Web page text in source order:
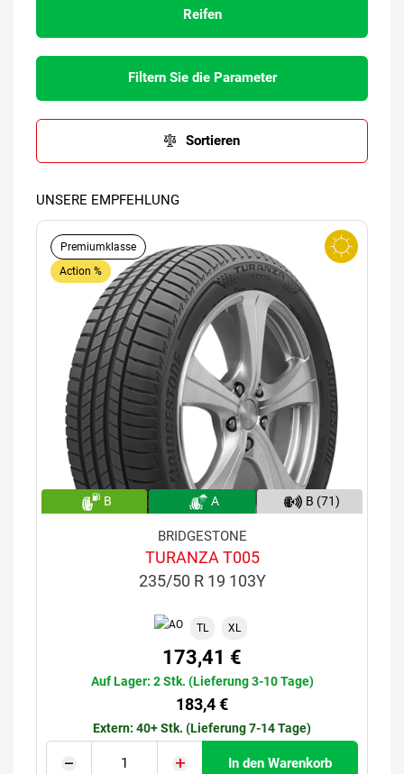
Reifen
Filtern Sie die Parameter
Sortieren
UNSERE EMPFEHLUNG
Premiumklasse
Action %
B A B (71)
BRIDGESTONE
TURANZA T005
235/50 R 19 103Y
TL XL
173,41 €
Auf Lager: 2 Stk. (Lieferung 3-10 Tage)
183,4 €
Extern: 40+ Stk. (Lieferung 7-14 Tage)
In den Warenkorb